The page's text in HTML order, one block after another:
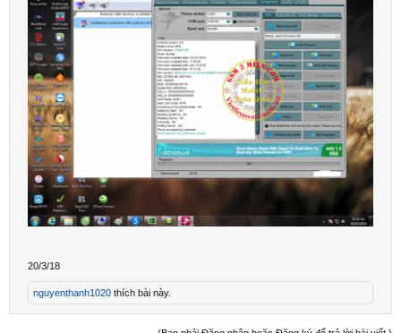
20/3/18
nguyenthanh1020 thích bài này.